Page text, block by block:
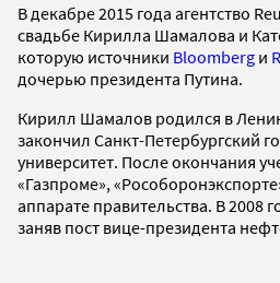
В декабре 2015 года агентство
свадьбе Кирилла Шамалова и
которую источники Bloomberg и
дочерью президента Путина.
Кирилл Шамалов родился в
закончил Санкт-Петербургский
университет. После окончания
«Газпроме»,
аппарате правительства. В 2008
заняв пост вице-президента